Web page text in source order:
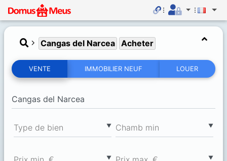
Cangas del Narcea Acheter
VENTE IMMOBILIER NEUF LOUER
▼
Type de bien ▼
Chamb min
▼ ▼